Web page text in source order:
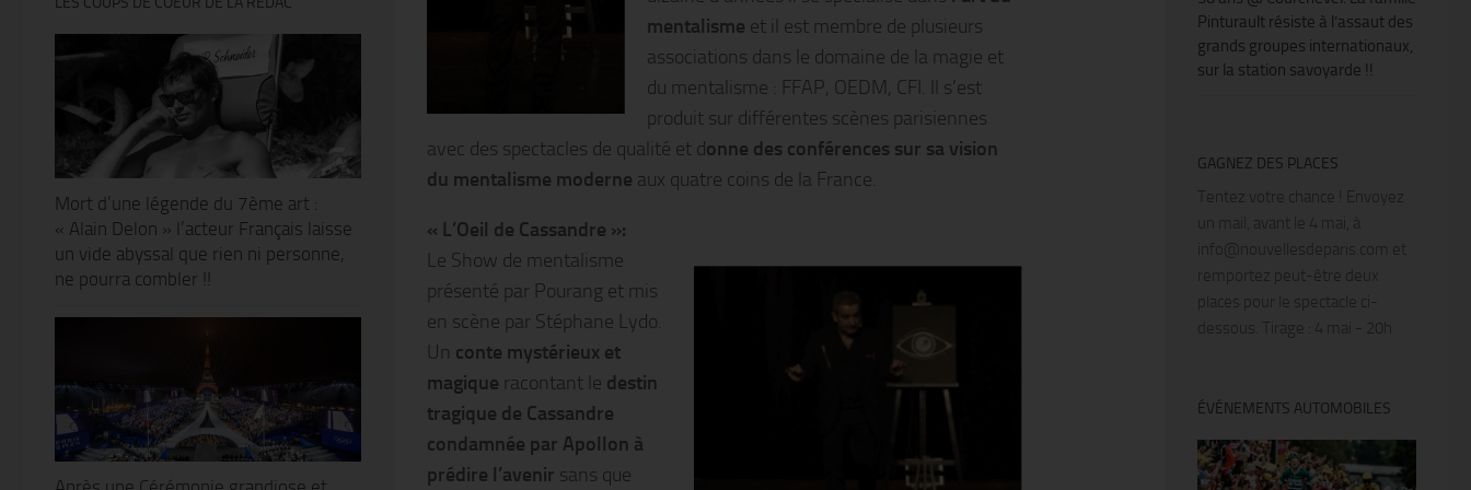
mentalisme et il est membre de plusieurs
associations dans le domaine de la magie et
du mentalisme : FFAP, OEDM, CFI. Il s’est
produit sur différentes scènes parisiennes
avec des spectacles de qualité et donne des conférences sur sa vision
du mentalisme moderne aux quatre coins de la France.
« L’Oeil de Cassandre »:
Le Show de mentalisme
présenté par Pourang et mis
en scène par Stéphane Lydo.
Un conte mystérieux et
magique racontant le destin
tragique de Cassandre
condamnée par Apollon à
prédire l’avenir sans que
Mort d’une légende du 7ème art :
« Alain Delon » l’acteur Français laisse
un vide abyssal que rien ni personne,
ne pourra combler !!
Pinturault résiste à l’assaut des
grands groupes internationaux,
sur la station savoyarde !!
GAGNEZ DES PLACES
Tentez votre chance ! Envoyez
un mail, avant le 4 mai, à
info@nouvellesdeparis.com et
remportez peut-être deux
places pour le spectacle ci-
dessous. Tirage : 4 mai - 20h
ÉVÉNEMENTS AUTOMOBILES